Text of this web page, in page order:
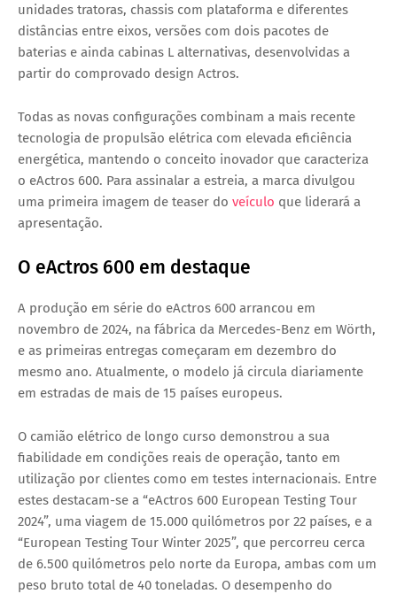
unidades tratoras, chassis com plataforma e diferentes
distâncias entre eixos, versões com dois pacotes de
baterias e ainda cabinas L alternativas, desenvolvidas a
partir do comprovado design Actros.
Todas as novas configurações combinam a mais recente
tecnologia de propulsão elétrica com elevada eficiência
energética, mantendo o conceito inovador que caracteriza
o eActros 600. Para assinalar a estreia, a marca divulgou
uma primeira imagem de teaser do veículo que liderará a
apresentação.
O eActros 600 em destaque
A produção em série do eActros 600 arrancou em
novembro de 2024, na fábrica da Mercedes-Benz em Wörth,
e as primeiras entregas começaram em dezembro do
mesmo ano. Atualmente, o modelo já circula diariamente
em estradas de mais de 15 países europeus.
O camião elétrico de longo curso demonstrou a sua
fiabilidade em condições reais de operação, tanto em
utilização por clientes como em testes internacionais. Entre
estes destacam-se a “eActros 600 European Testing Tour
2024”, uma viagem de 15.000 quilómetros por 22 países, e a
“European Testing Tour Winter 2025”, que percorreu cerca
de 6.500 quilómetros pelo norte da Europa, ambas com um
peso bruto total de 40 toneladas. O desempenho do